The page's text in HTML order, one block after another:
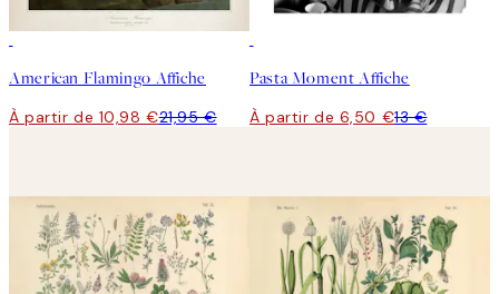
American Flamingo Affiche
À partir de 10,98 €21,95 €
Pasta Moment Affiche
À partir de 6,50 €13 €